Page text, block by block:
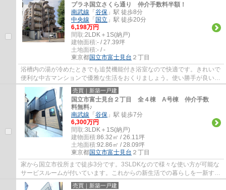
プラネ国立さくら通り 仲介手数料半額！
南武線 「 谷保 」駅 徒歩8分
中央線 「 国立 」駅 徒歩20分
6,198万円
間取:2LDK＋1S(納戸)
建物面積:- / 27.39坪
土地面積:- / -
東京都国立市富士見台 ２丁目
浴槽内の湯が冷めたときでも追焚機能付き浴室なので快適です。きれいで
便利な中古マンションで優雅な生活をおくりましょう。使い勝手が良いシ
ステムキッチンがある物件です。収納部屋...
売買｜新築一戸建
国立市富士見台２丁目 全４棟 A号棟 仲介手数
料無料♪
南武線 「 谷保 」駅 徒歩7分
6,300万円
間取:3LDK＋1S(納戸)
建物面積:86.32㎡ / 26.11坪
土地面積:92.86㎡ / 28.09坪
東京都国立市富士見台 ２丁目
家から国立市役所まで徒歩3分です。3SLDKなので様々な使い方が可能な
サービスルームが付いています。これからの新生活での暮らしを一新する
ために、新築戸建てはいかがでしょうか。不...
売買｜新築一戸建